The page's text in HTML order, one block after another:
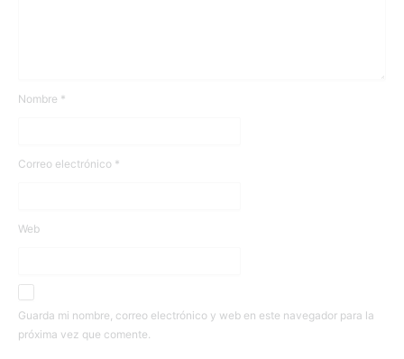
Nombre *
Correo electrónico *
Web
Guarda mi nombre, correo electrónico y web en este navegador para la
próxima vez que comente.